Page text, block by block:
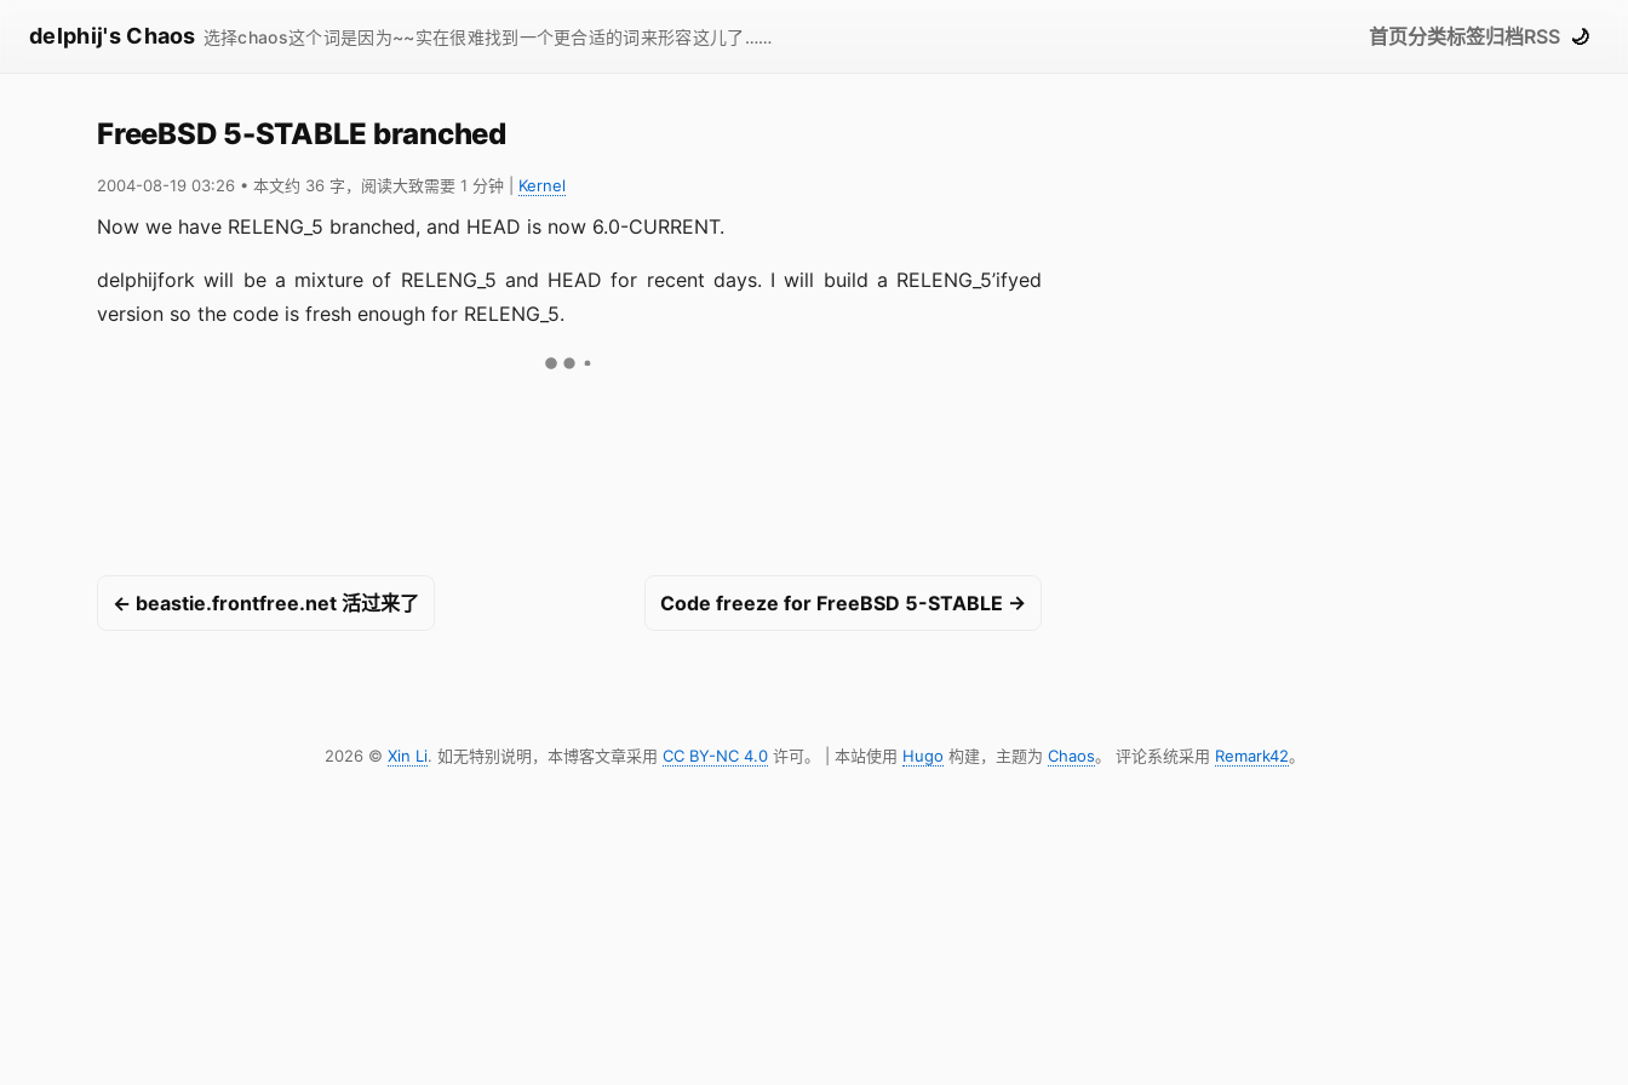
delphij's Chaos 选择chaos这个词是因为~~实在很难找到一个更合适的词来形容这儿了…… 首页分类标签归档RSS 🌙
FreeBSD 5-STABLE branched
2004-08-19 03:26 • 本文约 36 字，阅读大致需要 1 分钟 Kernel
Now we have RELENG_5 branched, and HEAD is now 6.0-CURRENT.
delphijfork will be a mixture of RELENG_5 and HEAD for recent days. I will build a RELENG_5’ifyed
version so the code is fresh enough for RELENG_5.
← beastie.frontfree.net 活过来了 Code freeze for FreeBSD 5-STABLE →
2026 © Xin Li. 如无特别说明，本博客文章采用 CC BY-NC 4.0许可。 | 本站使用 Hugo 构建，主题为 Chaos。 评论系统采用 Remark42。